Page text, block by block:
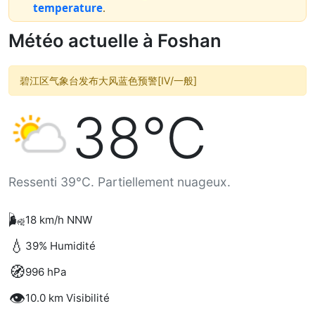
temperature.
Météo actuelle à Foshan
碧江区气象台发布大风蓝色预警[Ⅳ/一般]
38°C
Ressenti 39°C. Partiellement nuageux.
🌬️18 km/h NNW
💧 39% Humidité
🧭996 hPa
👁️10.0 km Visibilité